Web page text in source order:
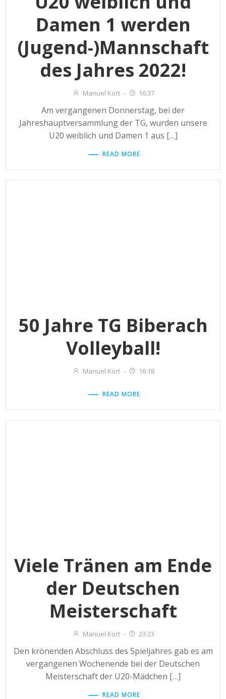
Damen 1 werden
(Jugend-)Mannschaft
des Jahres 2022!
Manuel Kort - 16:37
Am vergangenen Donnerstag, bei der
Jahreshauptversammlung der TG, wurden unsere
U20 weiblich und Damen 1 aus […]
READ MORE
50 Jahre TG Biberach
Volleyball!
Manuel Kort - 16:18
READ MORE
Viele Tränen am Ende
der Deutschen
Meisterschaft
Manuel Kort - 23:23
Den krönenden Abschluss des Spieljahres gab es am
vergangenen Wochenende bei der Deutschen
Meisterschaft der U20-Mädchen […]
READ MORE